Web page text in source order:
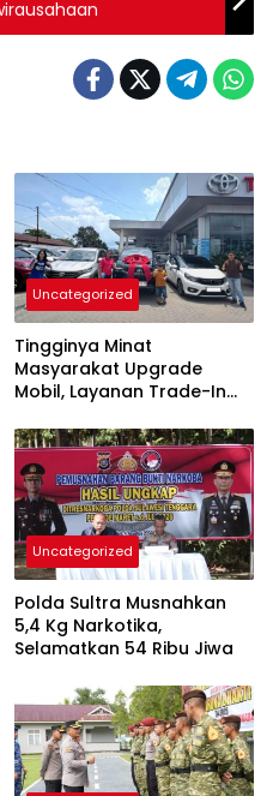
Uncategorized
Tingginya Minat
Masyarakat Upgrade
Mobil, Layanan Trade-In
Permintaan
Uncategorized
Polda Sultra Musnahkan
5,4 Kg Narkotika,
Selamatkan 54 Ribu Jiwa